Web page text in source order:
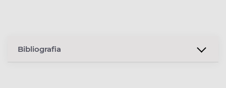
Bibliografia